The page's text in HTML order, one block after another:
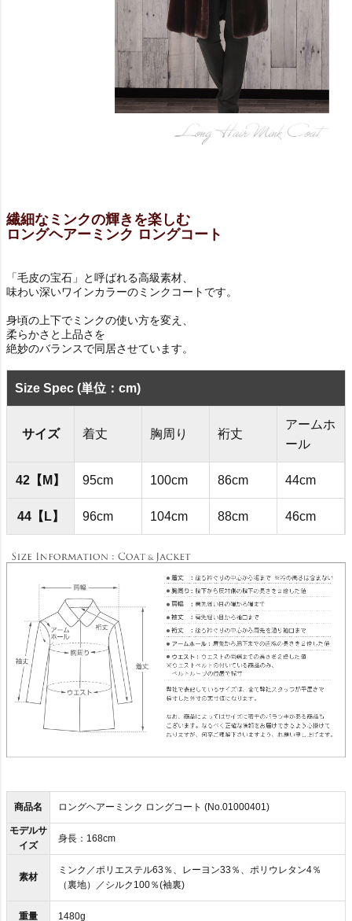
繊細なミンクの輝きを楽しむ
ロングヘアーミンク ロングコート
「毛皮の宝石」と呼ばれる高級素材、
味わい深いワインカラーのミンクコートです。
身頃の上下でミンクの使い方を変え、
柔らかさと上品さを
絶妙のバランスで同居させています。
Size Spec (単位：cm)
サイズ 着丈 胸周り 裄丈
アームホ
ール
42【M】 95cm 100cm 86cm 44cm
44【L】 96cm 104cm 88cm 46cm
商品名 ロングヘアーミンク ロングコート (No.01000401)
モデルサ
イズ
身長：168cm
素材
ミンク／ポリエステル63％、レーヨン33％、ポリウレタン4％
（裏地）／シルク100％(袖裏)
重量 1480g